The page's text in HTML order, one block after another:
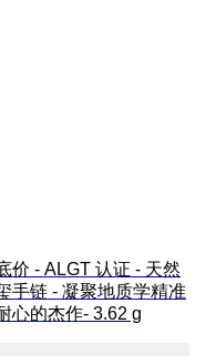
价 - ALGT 认证 - 天然
手链 - 凝聚地质学精准
心的杰作- 3.62 g